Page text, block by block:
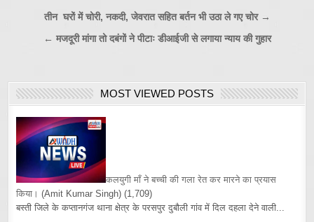
Post
navigation
तीन घरों में चोरी, नकदी, जेवरात सहित बर्तन भी उठा ले गए चोर →
← मजदूरी मांगा तो दबंगों ने पीटाः डीआईजी से लगाया न्याय की गुहार
MOST VIEWED POSTS
कलयुगी माँ ने बच्ची की गला रेत कर मारने का प्रयास
किया। (Amit Kumar Singh) (1,709)
बस्ती जिले के कप्तानगंज थाना क्षेत्र के परसपुर दुबौली गांव में दिल दहला देने वाली...